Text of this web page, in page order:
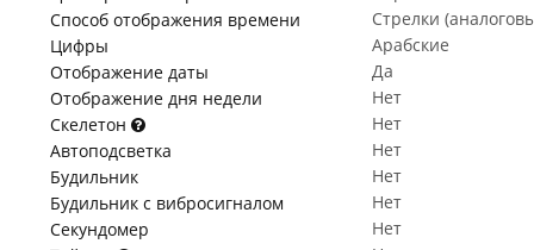
Способ отображения времени
Стрелки
Цифры
Арабские
Отображение даты
Да
Отображение дня недели
Нет
Скелетон
Нет
Автоподсветка
Нет
Будильник
Нет
Будильник с вибросигналом
Нет
Секундомер
Нет